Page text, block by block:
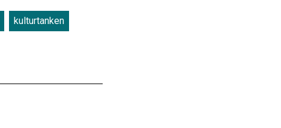
kulturtanken